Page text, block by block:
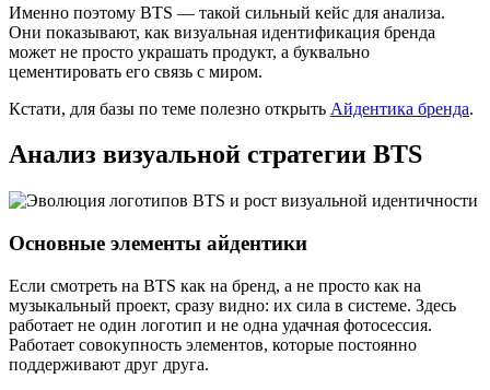
Именно поэтому BTS — такой сильный кейс для анализа.
Они показывают, как визуальная идентификация бренда
может не просто украшать продукт, а буквально
цементировать его связь с миром.
Кстати, для базы по теме полезно открыть Айдентика бренда.
Анализ визуальной стратегии BTS
Основные элементы айдентики
Если смотреть на BTS как на бренд, а не просто как на
музыкальный проект, сразу видно: их сила в системе. Здесь
работает не один логотип и не одна удачная фотосессия.
Работает совокупность элементов, которые постоянно
поддерживают друг друга.